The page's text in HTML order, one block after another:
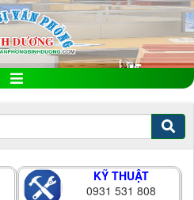
KỸ THUẬT
0931 531 808